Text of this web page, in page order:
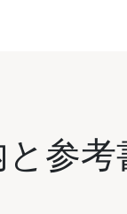
参考